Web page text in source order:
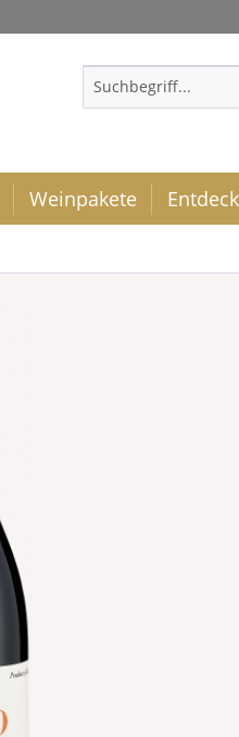
Weinpakete